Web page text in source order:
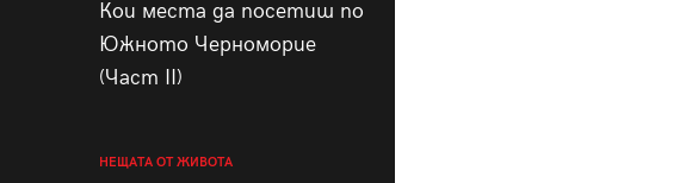
Кои места да посетиш по
Южното Черноморие
(Част II)
НЕЩАТА ОТ ЖИВОТА